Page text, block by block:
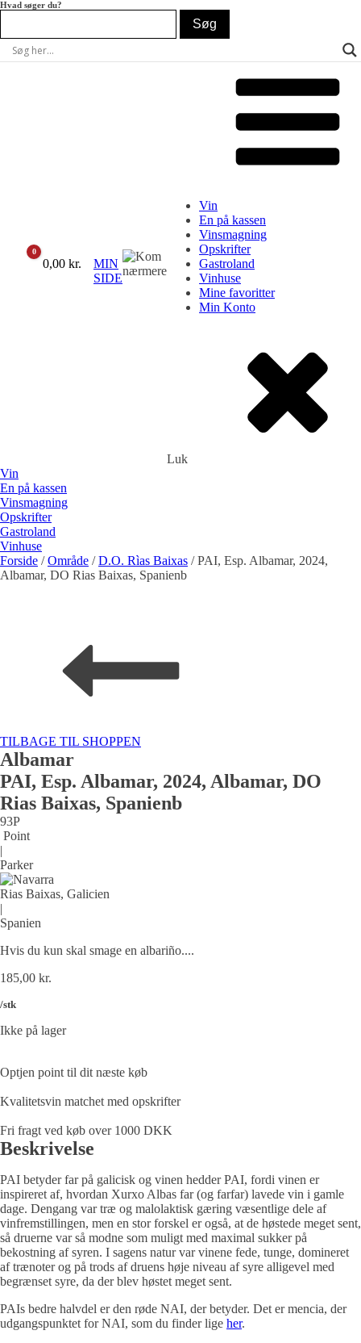
Hvad søger du?
Cart
0
0,00 kr.
MIN
SIDE
Vin
En på kassen
Vinsmagning
Opskrifter
Gastroland
Vinhuse
Mine favoritter
Min Konto
Luk
Vin
En på kassen
Vinsmagning
Opskrifter
Gastroland
Vinhuse
Rødvin
Portugal
DESSERTVIN
FrankrigTyskland
alt godt fra havet
THAI OG CHILI
Okse Og kalv
Fjerkræ
Lam
den søde tand
Forside /Område /D.O. Rìas Baixas / PAI, Esp. Albamar, 2024,
Albamar, DO Rias Baixas, Spanienb
TILBAGE TIL SHOPPEN
Albamar
PAI, Esp. Albamar, 2024, Albamar, DO
Rias Baixas, Spanienb
93P
Point
|
Parker
Rias Baixas, Galicien
|
Spanien
Hvis du kun skal smage en albariño....
185,00 kr.
/stk
Ikke på lager
Optjen point til dit næste køb
Kvalitetsvin matchet med opskrifter
Fri fragt ved køb over 1000 DKK
Beskrivelse
PAI betyder far på galicisk og vinen hedder PAI, fordi vinen er
inspireret af, hvordan Xurxo Albas far (og farfar) lavede vin i gamle
dage. Dengang var træ og malolaktisk gæring væsentlige dele af
vinfremstillingen, men en stor forskel er også, at de høstede meget sent,
så druerne var så modne som muligt med maximal sukker på
bekostning af syren. I sagens natur var vinene fede, tunge, domineret
af trænoter og på trods af druens høje niveau af syre alligevel med
begrænset syre, da der blev høstet meget sent.
PAIs bedre halvdel er den røde NAI, der betyder. Det er mencia, der
udgangspunktet for NAI, som du finder lige her.